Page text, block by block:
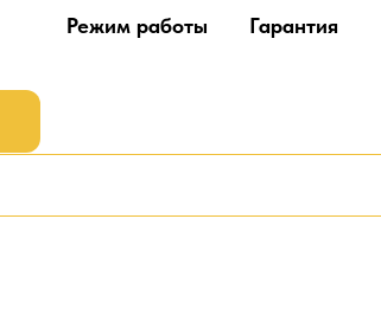
Гарантия
Режим работы